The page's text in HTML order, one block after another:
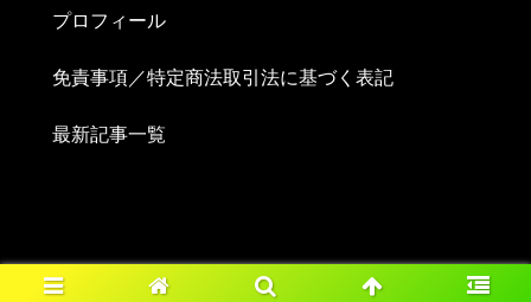
プロフィール
免責事項／特定商法取引法に基づく表記
最新記事一覧
© 2024 きらきら笑顔のお手伝いブログ.